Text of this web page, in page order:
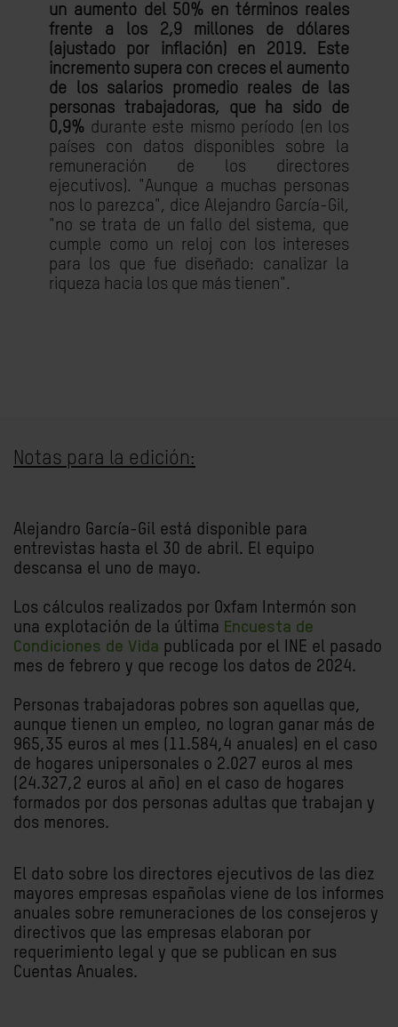
un aumento del 50% en términos reales
frente a los 2,9 millones de dólares
(ajustado por inflación) en 2019. Este
incremento supera con creces el aumento
de los salarios promedio reales de las
personas trabajadoras, que ha sido de
0,9% durante este mismo período (en los
países con datos disponibles sobre la
remuneración de los directores
ejecutivos). "Aunque a muchas personas
nos lo parezca", dice Alejandro García-Gil,
"no se trata de un fallo del sistema, que
cumple como un reloj con los intereses
para los que fue diseñado: canalizar la
riqueza hacia los que más tienen".
Notas para la edición:
Alejandro García-Gil está disponible para
entrevistas hasta el 30 de abril. El equipo
descansa el uno de mayo.
Los cálculos realizados por Oxfam Intermón son
una explotación de la última Encuesta de
Condiciones de Vida publicada por el INE el pasado
mes de febrero y que recoge los datos de 2024.
Personas trabajadoras pobres son aquellas que,
aunque tienen un empleo, no logran ganar más de
965,35 euros al mes (11.584,4 anuales) en el caso
de hogares unipersonales o 2.027 euros al mes
(24.327,2 euros al año) en el caso de hogares
formados por dos personas adultas que trabajan y
dos menores.
El dato sobre los directores ejecutivos de las diez
mayores empresas españolas viene de los informes
anuales sobre remuneraciones de los consejeros y
directivos que las empresas elaboran por
requerimiento legal y que se publican en sus
Cuentas Anuales.